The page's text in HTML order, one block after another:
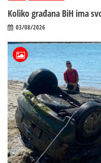
Koliko građana BiH ima
03/08/2026